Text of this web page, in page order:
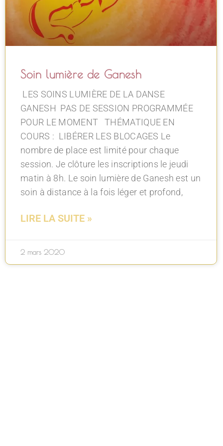
Soin lumière de Ganesh
LES SOINS LUMIÈRE DE LA DANSE
GANESH PAS DE SESSION PROGRAMMÉE
POUR LE MOMENT THÉMATIQUE EN
COURS : LIBÉRER LES BLOCAGES Le
nombre de place est limité pour chaque
session. Je clôture les inscriptions le jeudi
matin à 8h. Le soin lumière de Ganesh est un
soin à distance à la fois léger et profond,
LIRE LA SUITE »
2 mars 2020